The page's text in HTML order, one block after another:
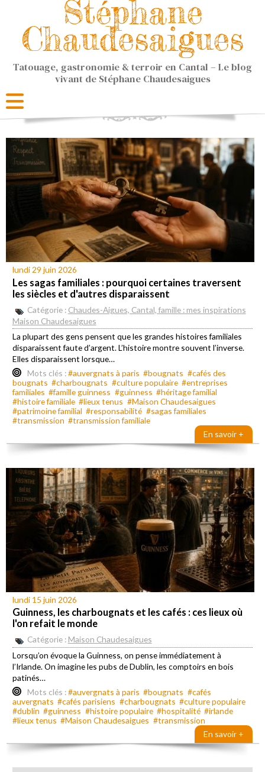
Stéphane
Chaudesaigues
Tatouage, gastronomie & terroir en Cantal – Le blog
vivant de Stéphane Chaudesaigues
lundi 29 juin 2026
Les sagas familiales : pourquoi certaines traversent
les siècles et d'autres disparaissent
Catégorie : Chaudes-Aigues, Cantal, famille : mes inspirations
Maison Chaudesaigues
La plupart des gens pensent que les grandes histoires familiales
disparaissent faute d’argent. L’histoire montre souvent l’inverse.
Elles disparaissent lorsque…
Mots clés :#auvergnats à paris #bougnats #cafés des
bougnats #charbougnats #culture populaire #entreprises
familiales #famille guinness #guinness #héritage familial
#histoire familiale #lieux tenus #Maison Chaudesaigues
#patrimoine familial #responsabilité #sagas familiales
#transmission #transmission familiale
En savoir +
lundi 15 juin 2026
Guinness, les charbougnats et les cafés : ces lieux où
l'on refait le monde
Catégorie : Maison Chaudesaigues
Lorsqu’on évoque la Guinness, on pense immédiatement à
l’Irlande. On imagine les pubs de Dublin, les comptoirs en bois
patinés…
Mots clés :#auvergnats à paris #bougnats #cafés
auvergnats #cafés parisiens #charbougnats #culture populaire
#dublin #guinness #histoire populaire #hospitalité #irlande
#lieux tenus #Maison Chaudesaigues #transmission
En savoir +